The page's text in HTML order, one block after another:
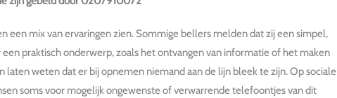
een mix van ervaringen zien. Sommige bellers melden dat zij een simpel,
een praktisch onderwerp, zoals het ontvangen van informatie of het maken
laten weten dat er bij opnemen niemand aan de lijn bleek te zijn. Op sociale
soms voor mogelijk ongewenste of verwarrende telefoontjes van dit